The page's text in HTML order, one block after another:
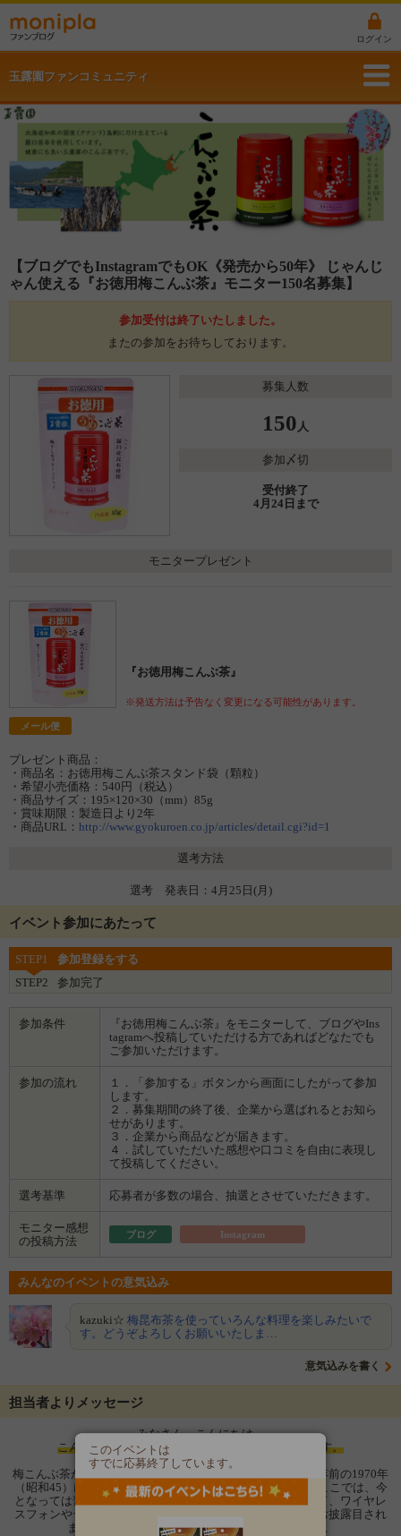
ログイン
玉露園ファンコミュニティ
【ブログでもInstagramでもOK《発売から50年》 じゃんじ
ゃん使える『お徳用梅こんぶ茶』モニター150名募集】
参加受付は終了いたしました。
またの参加をお待ちしております。
募集人数
150 人
参加〆切
受付終了
4月24日まで
モニタープレゼント
『お徳用梅こんぶ茶』
※発送方法は予告なく変更になる可能性があります。
メール便
プレゼント商品：
・商品名：お徳用梅こんぶ茶スタンド袋（顆粒）
・希望小売価格：540円（税込）
・商品サイズ：195×120×30（mm）85g
・賞味期限：製造日より2年
・商品URL： http://www.gyokuroen.co.jp/articles/detail.cgi?id=1
選考方法
選考 発表日：4月25日(月)
イベント参加にあたって
STEP1
参加登録をする
STEP2
参加完了
参加条件
『お徳用梅こんぶ茶』をモニターして、ブログやIns
tagramへ投稿していただける方であればどなたでも
ご参加いただけます。
参加の流れ
１．「参加する」ボタンから画面にしたがって参加
します。
２．募集期間の終了後、企業から選ばれるとお知ら
せがあります。
３．企業から商品などが届きます。
４．試していただいた感想や口コミを自由に表現し
て投稿してください。
選考基準 応募者が多数の場合、抽選とさせていただきます。
モニター感想
の投稿方法
ブログ Instagram
みんなのイベントの意気込み
kazuki☆ 梅昆布茶を使っていろんな料理を楽しみたいで
す。どうぞよろしくお願いいたしま…
意気込みを書く
担当者よりメッセージ
みなさん、こんにちは。
こんぶ茶生誕104年目「元祖こんぶ茶」の玉露園です。
梅こんぶ茶が発売されてから今年で50年を迎えました。50年前の1970年
（昭和45）は大阪で日本万国博覧会が開催された年です。ここでは、今
となっては普通にありますが、缶コーヒーやファストフード、ワイヤレ
スフォンやテレビ電話など様々な新しいモノやサービスがお披露目され
ました。梅こんぶ茶はそんな時代に誕生しました。
このイベントは
すでに応募終了しています。